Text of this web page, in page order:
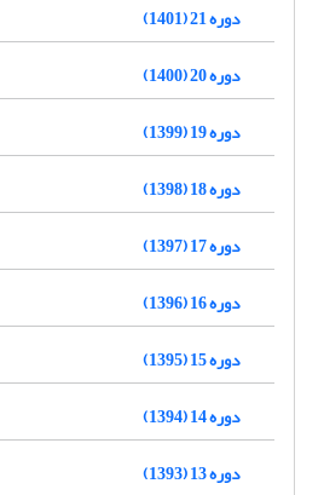
دوره 21 (1401)
دوره 20 (1400)
دوره 19 (1399)
دوره 18 (1398)
دوره 17 (1397)
دوره 16 (1396)
دوره 15 (1395)
دوره 14 (1394)
دوره 13 (1393)